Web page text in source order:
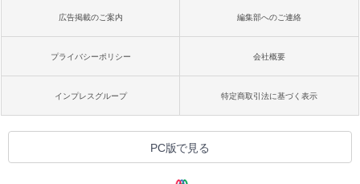
広告掲載のご案内 編集部へのご連絡
プライバシーポリシー 会社概要
インプレスグループ 特定商取引法に基づく表示
PC版で見る